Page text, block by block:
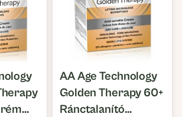
AA Age Technology
Golden Therapy 60+
Ránctalanító